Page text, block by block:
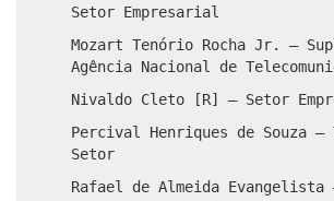
Setor Empresarial
Mozart Tenório Rocha Jr. –
Agência Nacional de
Nivaldo Cleto [R] – Setor
Percival Henriques de Souza –
Setor
Rafael de Almeida Evangelista